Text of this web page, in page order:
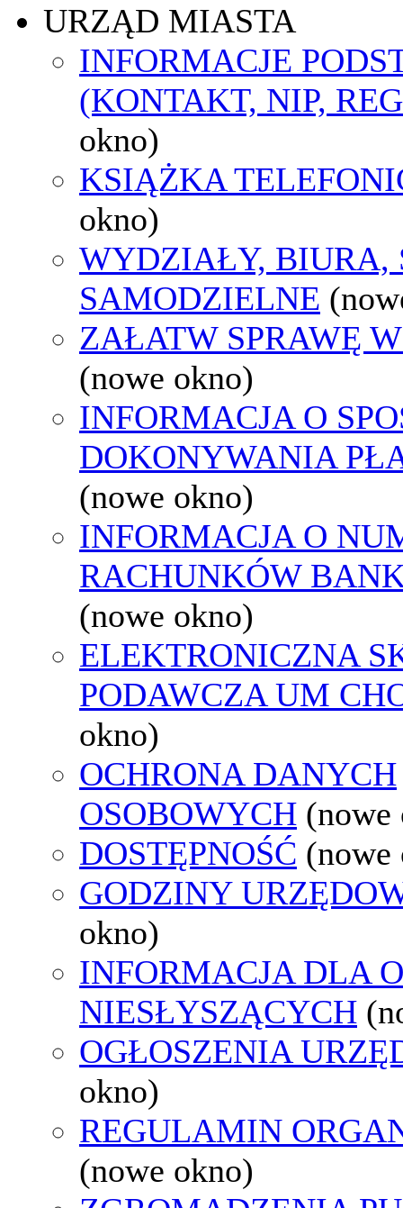
URZĄD MIASTA
INFORMACJE
(KONTAKT, NIP,
okno)
KSIĄŻKA
okno)
WYDZIAŁY, BIURA,
SAMODZIELNE
ZAŁATW SPRAWĘ
(nowe okno)
INFORMACJA O
DOKONYWANIA
(nowe okno)
INFORMACJA O
RACHUNKÓW
(nowe okno)
ELEKTRONICZNA
PODAWCZA UM
okno)
OCHRONA DANYCH
OSOBOWYCH (nowe
DOSTĘPNOŚĆ (nowe
GODZINY
okno)
INFORMACJA DLA
NIESŁYSZĄCYCH
OGŁOSZENIA
okno)
REGULAMIN
(nowe okno)